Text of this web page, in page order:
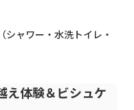
ャワー・水洗トイレ・
え体験＆ビシュケ